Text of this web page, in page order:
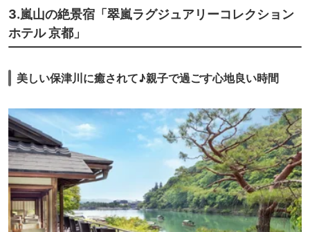
いで寝心地がイマイチでした。
温泉の温浴施設は、広くて素晴らしかったです。
3.嵐山の絶景宿「翠嵐ラグジュアリーコレクション
ホテル 京都」
美しい保津川に癒されて♪親子で過ごす心地良い時間